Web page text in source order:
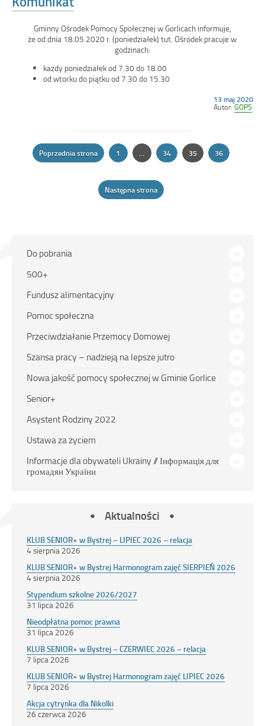
Gminny Ośrodek Pomocy Społecznej w Gorlicach informuje,
że od dnia 18.05.2020 r. (poniedziałek) tut. Ośrodek pracuje w
godzinach:
każdy poniedziałek od 7.30 do 18.00
od wtorku do piątku od 7.30 do 15.30
Opublikowano
w
13 maj 2020
Autor:GOPS
Stronicowanie
Poprzednia strona Strona
1 … Strona
34 Strona
35 Strona
36
Następna strona
skróty
Do pobrania
500+
Fundusz alimentacyjny
Pomoc społeczna
Przeciwdziałanie Przemocy Domowej
Szansa pracy – nadzieją na lepsze jutro
Nowa jakość pomocy społecznej w Gminie Gorlice
Senior+
Asystent Rodziny 2022
Ustawa za życiem
Informacje dla obywateli Ukrainy // Інформація для
громадян України
Aktualności
KLUB SENIOR+ w Bystrej – LIPIEC 2026 – relacja
4 sierpnia 2026
KLUB SENIOR+ w Bystrej Harmonogram zajęć SIERPIEŃ 2026
4 sierpnia 2026
Stypendium szkolne 2026/2027
31 lipca 2026
Nieodpłatna pomoc prawna
31 lipca 2026
KLUB SENIOR+ w Bystrej – CZERWIEC 2026 – relacja
7 lipca 2026
KLUB SENIOR+ w Bystrej Harmonogram zajęć LIPIEC 2026
7 lipca 2026
Akcja cytrynka dla Nikolki
26 czerwca 2026